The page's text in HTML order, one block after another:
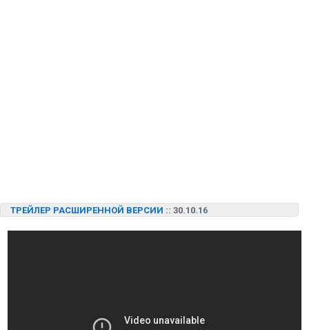
ТРЕЙЛЕР РАСШИРЕННОЙ ВЕРСИИ :: 30.10.16